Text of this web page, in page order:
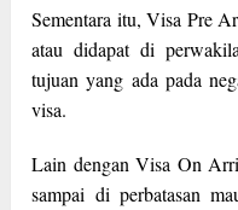
Sementara itu, Visa Pre
atau didapat di
tujuan yang ada pada
visa.
Lain dengan Visa On
sampai di perbatasan